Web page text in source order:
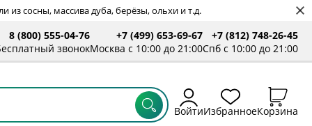
сосны, массива дуба, берёзы, ольхи и т.д.
8 (800) 555-04-76
звонок
+7 (499) 653-69-67
Москва с 10:00 до 21:00
+7 (812) 748-26-45
Спб с 10:00 до 21:00
ВойтиИзбранноеКорзина